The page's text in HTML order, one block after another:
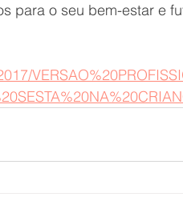
para o seu bem-estar e